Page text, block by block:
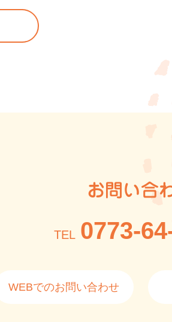
お問い合
TEL 0773-
WEBでのお問い合わせ